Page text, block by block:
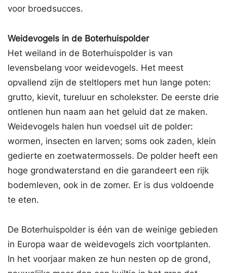
voor broedsucces.
Weidevogels in de Boterhuispolder
Het weiland in de Boterhuispolder is van
levensbelang voor weidevogels. Het meest
opvallend zijn de steltlopers met hun lange poten:
grutto, kievit, tureluur en scholekster. De eerste drie
ontlenen hun naam aan het geluid dat ze maken.
Weidevogels halen hun voedsel uit de polder:
wormen, insecten en larven; soms ook zaden, klein
gedierte en zoetwatermossels. De polder heeft een
hoge grondwaterstand en die garandeert een rijk
bodemleven, ook in de zomer. Er is dus voldoende
te eten.
De Boterhuispolder is één van de weinige gebieden
in Europa waar de weidevogels zich voortplanten.
In het voorjaar maken ze hun nesten op de grond,